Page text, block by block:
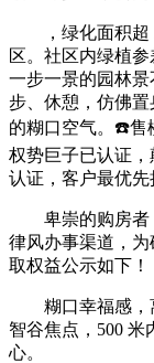
，绿化面积超
区。社区内绿植
一步一景的园林
步、休憩，仿佛
的糊口空气。☎️售
权势巨子已认证
认证，客户最优先
卑崇的购房者，
律风办事渠道，
取权益公示如下！
糊口幸福感，离
智谷焦点，500 米
心。